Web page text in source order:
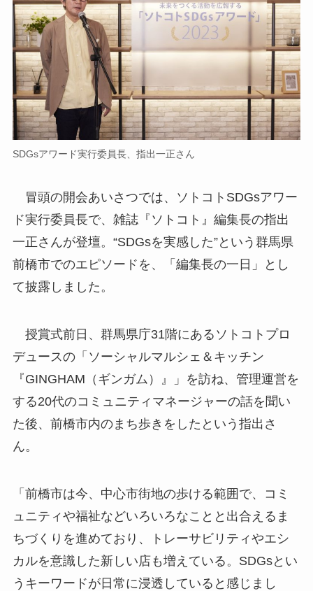
SDGsアワード実行委員長、指出一正さん
冒頭の開会あいさつでは、ソトコトSDGsアワー
ド実行委員長で、雑誌『ソトコト』編集長の指出
一正さんが登壇。“SDGsを実感した”という群馬県
前橋市でのエピソードを、「編集長の一日」とし
て披露しました。
授賞式前日、群馬県庁31階にあるソトコトプロ
デュースの「ソーシャルマルシェ＆キッチン
『GINGHAM（ギンガム）』」を訪ね、管理運営を
する20代のコミュニティマネージャーの話を聞い
た後、前橋市内のまち歩きをしたという指出さ
ん。
「前橋市は今、中心市街地の歩ける範囲で、コミ
ュニティや福祉などいろいろなことと出合えるま
ちづくりを進めており、トレーサビリティやエシ
カルを意識した新しい店も増えている。SDGsとい
うキーワードが日常に浸透していると感じまし